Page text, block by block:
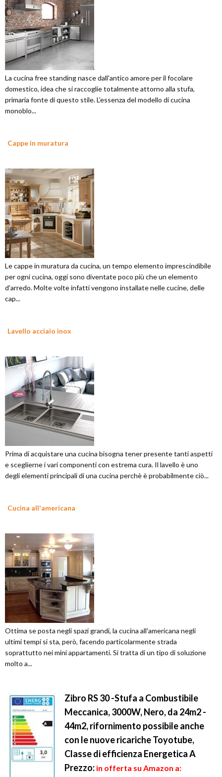
La cucina free standing nasce dall'antico amore per il focolare
domestico, idea che si raccoglie totalmente attorno alla stufa,
primaria fonte di questo stile. L’essenza del modello di cucina
monoblo...
Cappe in muratura
Le cappe in muratura da cucina, un tempo elemento imprescindibile
per ogni cucina, oggi sono diventate poco più che un elemento
d'arredo. Molte volte infatti vengono installate nelle cucine, delle
cap...
Lavello acciaio inox
Prima di acquistare una cucina bisogna tener presente tanti aspetti
e sceglierne i vari componenti con estrema cura. Il lavello è uno
degli elementi principali di una cucina perchè è probabilmente ciò...
Cucina all'americana
Ottima se posta negli spazi grandi, la cucina all'americana negli
ultimi tempi si sta, però, facendo particolarmente strada
soprattutto nei mini appartamenti. Si tratta di un tipo di soluzione
molto a...
Zibro RS 30 -Stufa a Combustibile
Meccanica, 3000W, Nero, da 24m2 -
44m2, rifornimento possibile anche
con le nuove ricariche Toyotube,
Classe di efficienza Energetica A
Prezzo: in offerta su Amazon a: